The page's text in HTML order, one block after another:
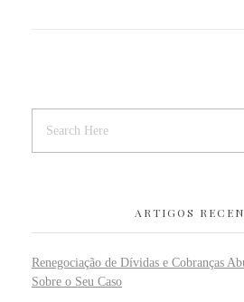
ARTIGOS
Renegociação de Dívidas e Cobranças
Sobre o Seu Caso